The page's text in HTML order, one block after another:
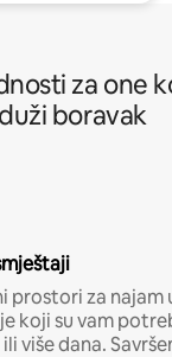
za one
duži boravak
prostori za najam
koji su vam
više dana.